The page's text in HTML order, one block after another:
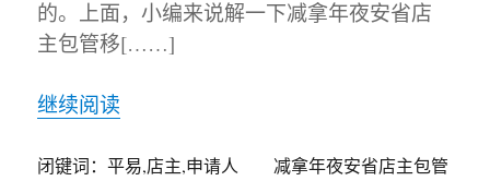
的。上面，小编来说解一下减拿年夜安省店
主包管移[……]
继续阅读
闭键词：平易,店主,申请人 减拿年夜安省店主包管